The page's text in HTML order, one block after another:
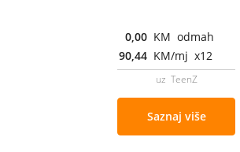
0,00 KM odmah
90,44 KM/mj x12
uz TeenZ
Saznaj više